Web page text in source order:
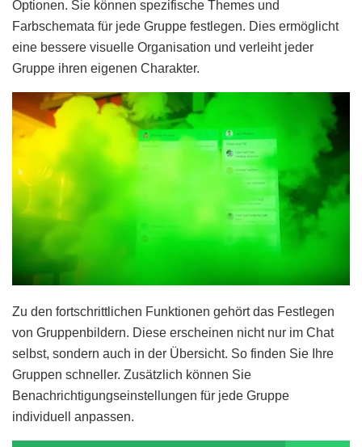
Optionen. Sie können spezifische Themes und
Farbschemata für jede Gruppe festlegen. Dies ermöglicht
eine bessere visuelle Organisation und verleiht jeder
Gruppe ihren eigenen Charakter.
Zu den fortschrittlichen Funktionen gehört das Festlegen
von Gruppenbildern. Diese erscheinen nicht nur im Chat
selbst, sondern auch in der Übersicht. So finden Sie Ihre
Gruppen schneller. Zusätzlich können Sie
Benachrichtigungseinstellungen für jede Gruppe
individuell anpassen.